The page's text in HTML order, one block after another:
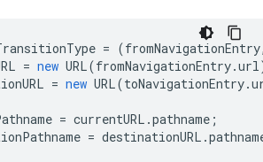
= (fromNavigationEntry
= new URL(fromNavigationEntry.url
= new URL(toNavigationEntry.
= currentURL .pathname ;
= destinationURL .